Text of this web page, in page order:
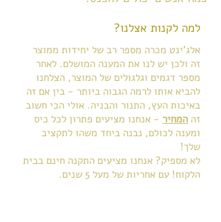
למה לקנות אצלנו?
אלג'ינט מכרה מספר רב של יחידות ממוצר
זה ולכן יש לנו את המענה המושלם. לאחר
מספר דגמים וגלגולים של המוצר, הצלחנו
להביא אותו לרמה הגבוה ביותר - בין אם זה
באיכות העץ, התנור והבניה. אולי הכי חשוב
זה המחיר - אנחנו מציעים פתרון לכל כיס
ומענה לכולם, נבנה ביחד משהו לתקציב
שלך!
לא מספיק? אנחנו מציעים התקנה חינם בבית
הלקוח! עם אחריות של מעל 5 שנים.